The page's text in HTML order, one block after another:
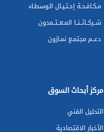
مـكـافـحـة إحـتـيـال الـوسطـاء
شــركــائــنــا المـعــتــمدون
دعــم مجتمـع نمـازون
مركز أبحاث السوق
التحليل الفني
الأخبار الاقتصادية